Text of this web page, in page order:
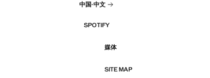
中国·中文
SPOTIFY
媒体
SITE MAP